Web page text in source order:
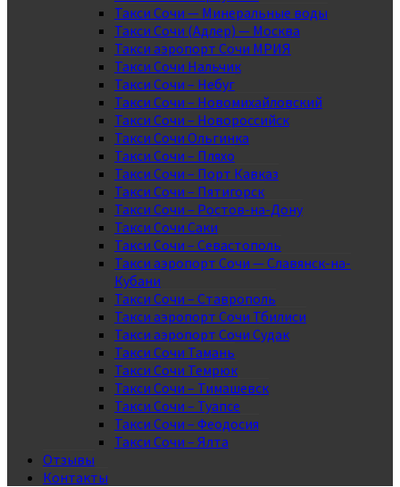
Такси Сочи — Минеральные воды
Такси Сочи (Адлер) — Москва
Такси аэропорт Сочи МРИЯ
Такси Сочи Нальчик
Такси Сочи – Небуг
Такси Сочи – Новомихайловский
Такси Сочи – Новороссийск
Такси Сочи Ольгинка
Такси Сочи – Пляхо
Такси Сочи – Порт Кавказ
Такси Сочи – Пятигорск
Такси Сочи – Ростов-на-Дону
Такси Сочи Саки
Такси Сочи – Севастополь
Такси аэропорт Сочи — Славянск-на-
Кубани
Такси Сочи – Ставрополь
Такси аэропорт Сочи Тбилиси
Такси аэропорт Сочи Судак
Такси Сочи Тамань
Такси Сочи Темрюк
Такси Сочи – Тимашевск
Такси Сочи – Туапсе
Такси Сочи – Феодосия
Такси Сочи – Ялта
Отзывы
Контакты